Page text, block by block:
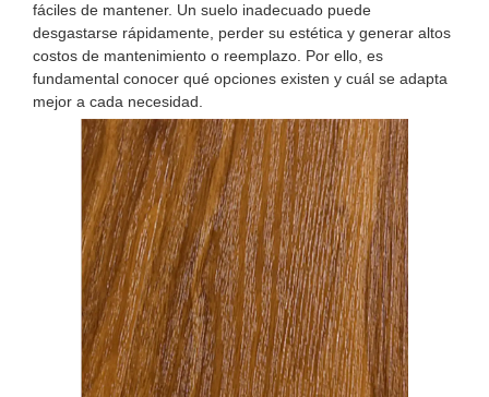
fáciles de mantener. Un suelo inadecuado puede
desgastarse rápidamente, perder su estética y generar altos
costos de mantenimiento o reemplazo. Por ello, es
fundamental conocer qué opciones existen y cuál se adapta
mejor a cada necesidad.